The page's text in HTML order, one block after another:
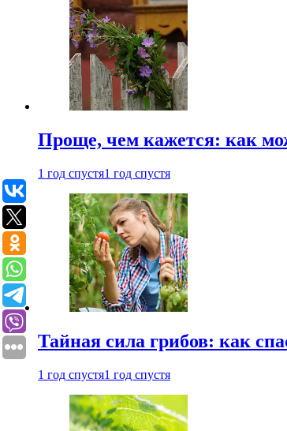
Проще, чем кажется: как
1 год спустя1 год спустя
Тайная сила грибов: как
1 год спустя1 год спустя